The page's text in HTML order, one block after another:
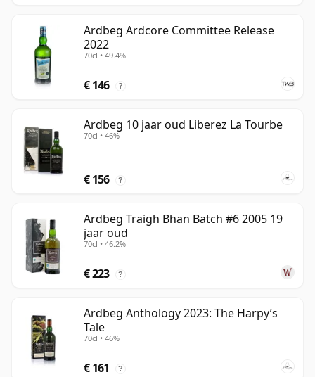
Ardbeg Ardcore Committee Release
2022
70cl • 49.4%
€ 146 ?
Ardbeg 10 jaar oud Liberez La Tourbe
70cl • 46%
€ 156 ?
Ardbeg Traigh Bhan Batch #6 2005 19
jaar oud
70cl • 46.2%
€ 223 ?
Ardbeg Anthology 2023: The Harpy’s
Tale
70cl • 46%
€ 161 ?